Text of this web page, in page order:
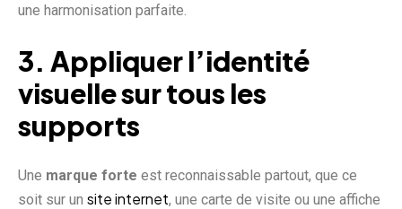
une harmonisation parfaite.
3. Appliquer l’identité
visuelle sur tous les
supports
Une marque forte est reconnaissable partout, que ce
soit sur un site internet, une carte de visite ou une affiche